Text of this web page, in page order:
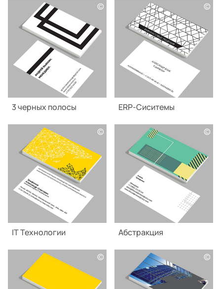
©
3 черных полосы
©
ERP-Сиситемы
©
IT Технологии
©
Абстракция
© ©